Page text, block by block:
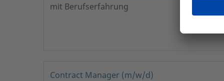
mit Berufserfahrung
Contract Manager (m/w/d)